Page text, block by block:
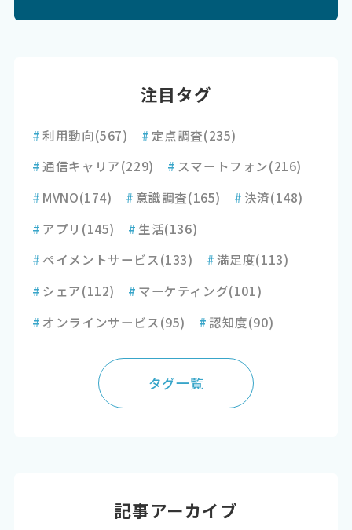
注目タグ
#利用動向(567) # 定点調査(235)
#通信キャリア(229) # スマートフォン(216)
# MVNO(174) # 意識調査(165) # 決済(148)
# アプリ (145) # 生活(136)
# ペイメントサービス(133) #満足度(113)
# シェア(112) # マーケティング(101)
# オンラインサービス(95) #認知度(90)
タグ一覧
記事アーカイブ